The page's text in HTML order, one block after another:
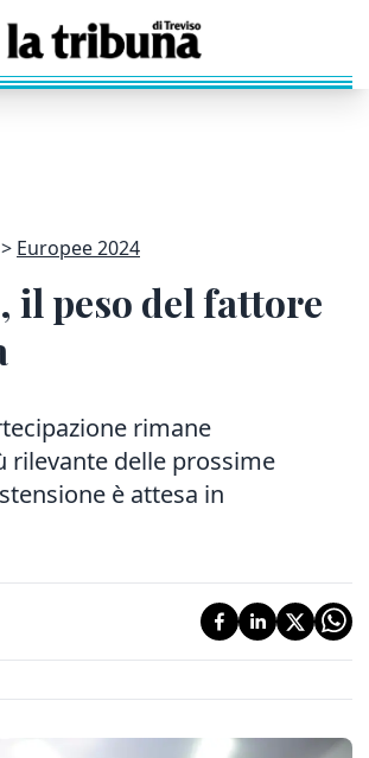
Europee 2024
il peso del fattore
rimane
rilevante delle prossime
è attesa in